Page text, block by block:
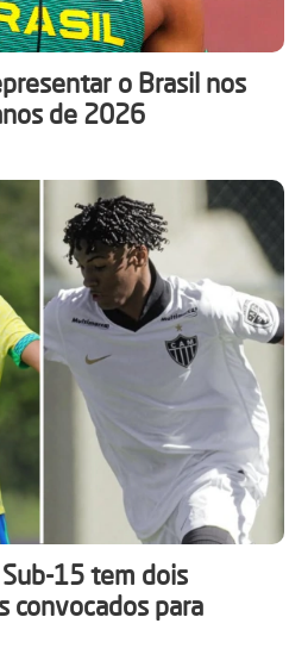
o Brasil nos
de 2026
15 tem dois
convocados para